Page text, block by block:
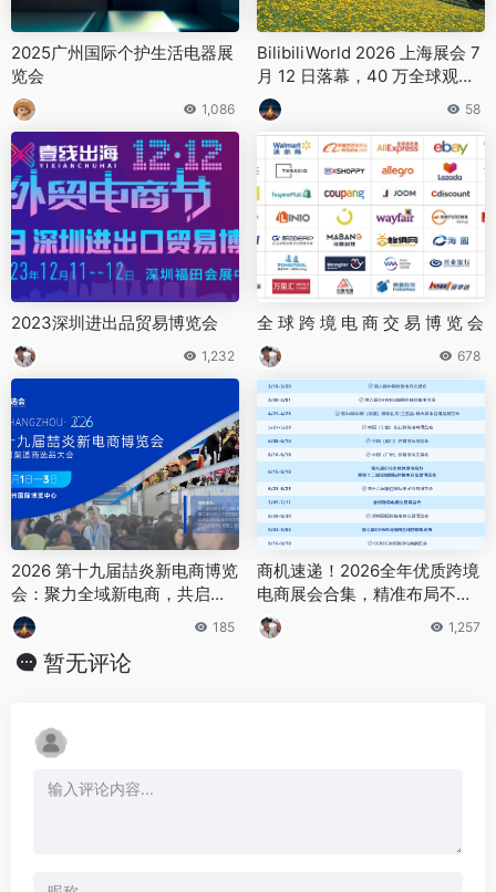
2025广州国际个护生活电器展
览会
1,086
BilibiliWorld 2026 上海展会 7
月 12 日落幕，40 万全球观众
到场观展中国青年报
58
2023深圳进出品贸易博览会
1,232
全 球 跨 境 电 商 交 易 博 览 会
678
2026 第十九届喆炎新电商博览
会：聚力全域新电商，共启行
业新征程
185
商机速递！2026全年优质跨境
电商展会合集，精准布局不迷
路
1,257
暂无评论